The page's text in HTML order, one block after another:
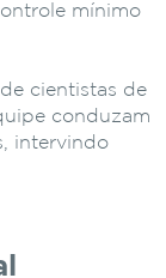
mínimo
cientistas de
conduzam
intervindo